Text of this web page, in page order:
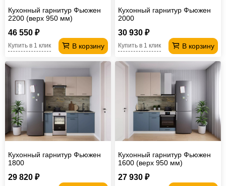
Кухонный гарнитур Фьюжен
2200 (верх 950 мм)
46 550 ₽
В корзину
Купить в 1 клик
Кухонный гарнитур Фьюжен
2000
30 930 ₽
В корзину
Купить в 1 клик
Кухонный гарнитур Фьюжен
1800
29 820 ₽
Кухонный гарнитур Фьюжен
1600 (верх 950 мм)
27 930 ₽